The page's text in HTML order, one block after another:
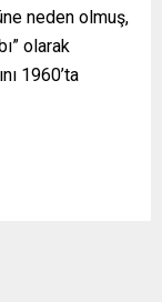
neden olmuş,
olarak
1960’ta